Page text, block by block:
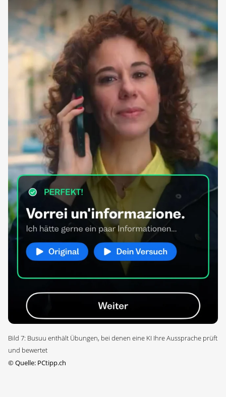
Bild 7: Busuu enthält Übungen, bei denen eine KI Ihre Aussprache prüft
und bewertet
©Quelle: PCtipp.ch